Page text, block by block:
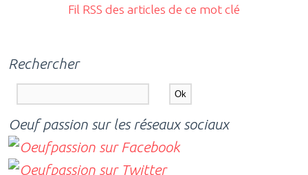
Fil RSS des articles de ce mot clé
Rechercher
Oeuf passion sur les réseaux sociaux